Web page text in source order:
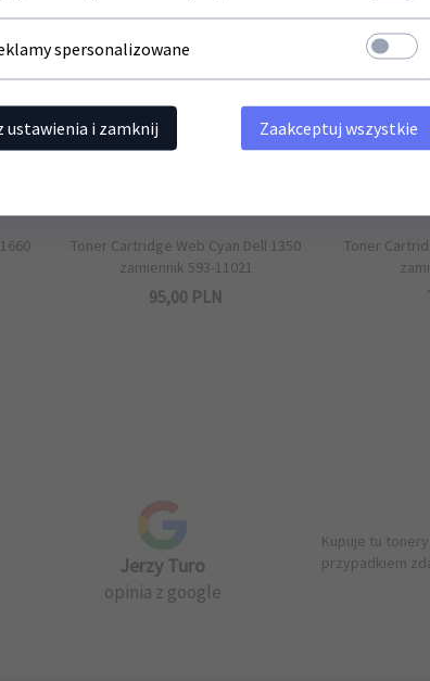
Toner Cartridge Web Cyan Dell 1350
zamiennik 593-11021
95,00 PLN
Toner
Jerzy Turo
opinia z google
Kupuje tu
przypadkiem
spersonalizowane
ustawienia i zamknij Zaakceptuj wszystkie